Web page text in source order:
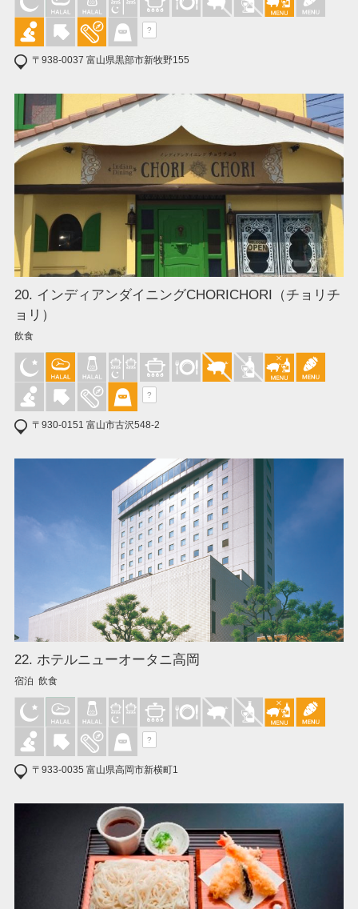
?
〒938-0037 富山県黒部市新牧野155
20. インディアンダイニングCHORICHORI（チョリチ
ョリ）
飲食
?
〒930-0151 富山市古沢548-2
22. ホテルニューオータニ高岡
宿泊 飲食
?
〒933-0035 富山県高岡市新横町1